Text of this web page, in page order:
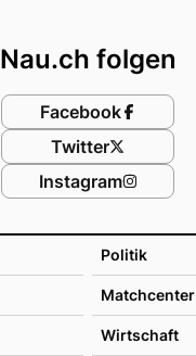
Politik
Matchcenter
Wirtschaft
Nau.ch folgen
Facebook
Twitter
Instagram